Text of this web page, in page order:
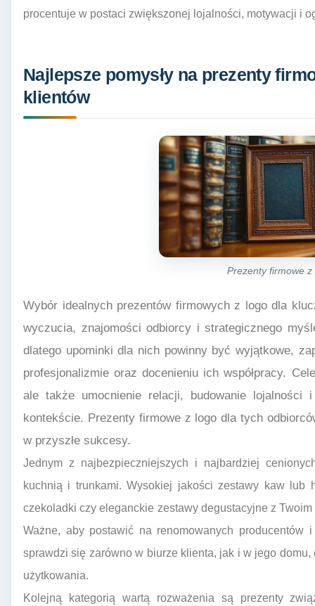
procentuje w postaci zwiększonej lojalności, motywacji i
Najlepsze pomysły na prezenty
klientów
Prezenty firmowe z
Wybór idealnych prezentów firmowych z logo dla
wyczucia, znajomości odbiorcy i strategicznego
dlatego upominki dla nich powinny być wyjątkowe,
profesjonalizmie oraz docenieniu ich współpracy.
ale także umocnienie relacji, budowanie lojalności
kontekście. Prezenty firmowe z logo dla tych
w przyszłe sukcesy.
Jednym z najbezpieczniejszych i najbardziej
kuchnią i trunkami. Wysokiej jakości zestawy kaw lub
czekoladki czy eleganckie zestawy degustacyjne z
Ważne, aby postawić na renomowanych producentów
sprawdzi się zarówno w biurze klienta, jak i w jego
użytkowania.
Kolejną kategorią wartą rozważenia są prezenty